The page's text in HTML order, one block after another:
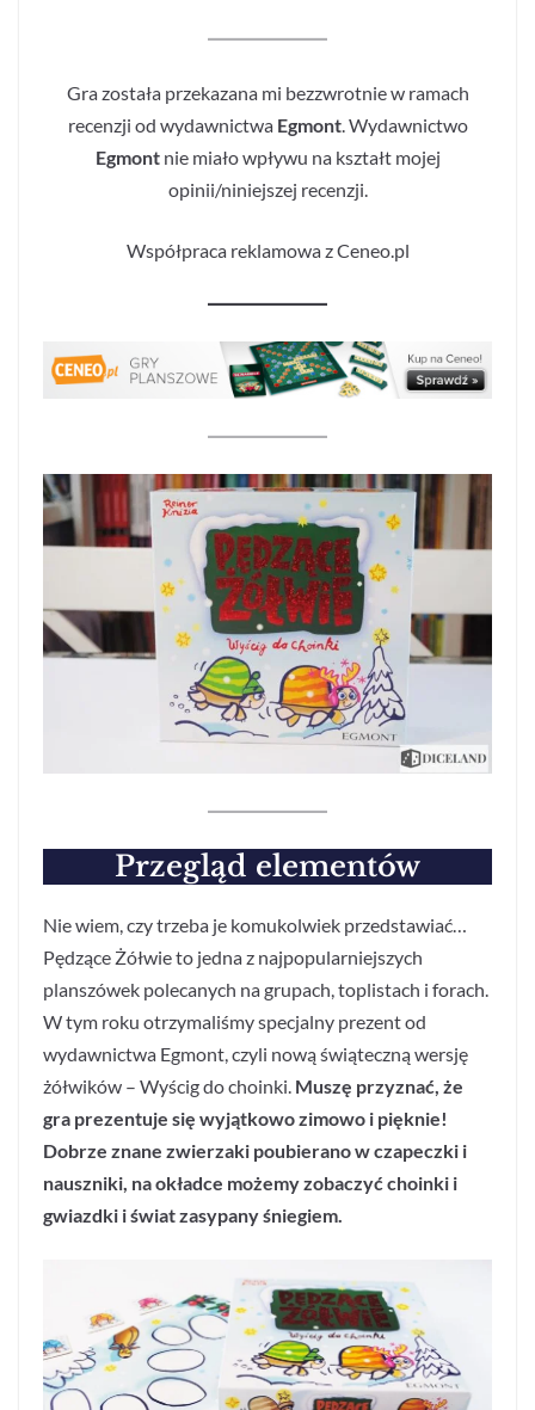
Gra została przekazana mi bezzwrotnie w ramach
recenzji od wydawnictwaEgmont. Wydawnictwo
Egmontnie miało wpływu na kształt mojej
opinii/niniejszej recenzji.
Współpraca reklamowa z Ceneo.pl
Przegląd elementów
Nie wiem, czy trzeba je komukolwiek przedstawiać…
Pędzące Żółwie to jedna z najpopularniejszych
planszówek polecanych na grupach, toplistach i forach.
W tym roku otrzymaliśmy specjalny prezent od
wydawnictwa Egmont, czyli nową świąteczną wersję
żółwików – Wyścig do choinki. Muszę przyznać, że
gra prezentuje się wyjątkowo zimowo i pięknie!
Dobrze znane zwierzaki poubierano w czapeczki i
nauszniki, na okładce możemy zobaczyć choinki i
gwiazdki i świat zasypany śniegiem.